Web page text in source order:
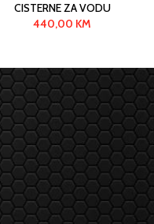
CISTERNE ZA VODU
440,00 KM